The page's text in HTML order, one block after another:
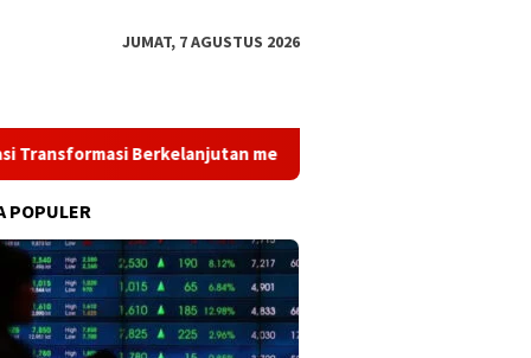
JUMAT, 7 AGUSTUS 2026
Berkelanjutan melalui Investasi Talenta Teknologi
POPULER